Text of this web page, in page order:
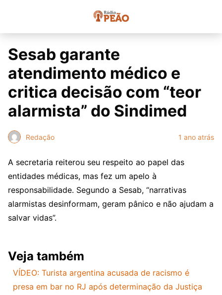
Sesab garante
atendimento médico e
critica decisão com “teor
alarmista” do Sindimed
Redação 1 ano atrás
A secretaria reiterou seu respeito ao papel das
entidades médicas, mas fez um apelo à
responsabilidade. Segundo a Sesab, “narrativas
alarmistas desinformam, geram pânico e não ajudam a
salvar vidas”.
Veja também
VÍDEO: Turista argentina acusada de racismo é
presa em bar no RJ após determinação da Justiça